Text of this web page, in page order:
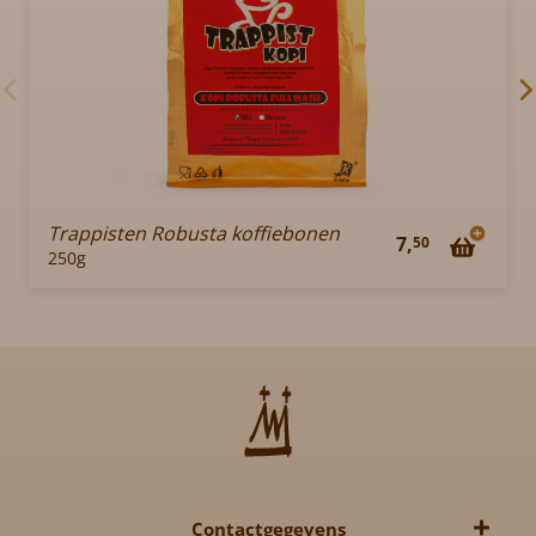
Trappisten Robusta koffiebonen
250g
7,50
Contactgegevens